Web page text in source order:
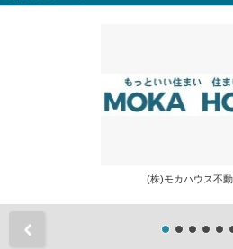
(株)モカハウス不